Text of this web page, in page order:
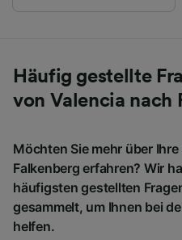
Häufig gestellte
von Valencia nach
Möchten Sie mehr über
Falkenberg erfahren? Wir
häufigsten gestellten
gesammelt, um Ihnen bei
helfen.